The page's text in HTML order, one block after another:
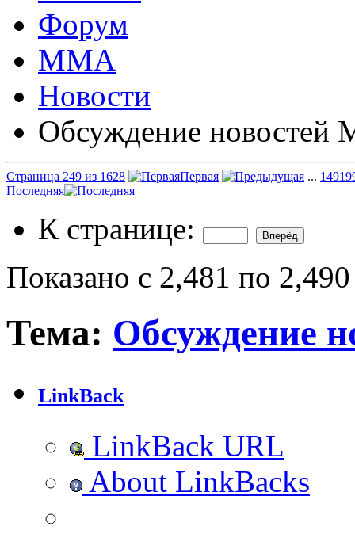
Форум
ММА
Новости
Обсуждение
Страница 249 из 1628 Первая ... 149
Последняя
К странице:
Показано с 2,481 по
Тема: Обсуждение
LinkBack
LinkBack URL
About LinkBacks